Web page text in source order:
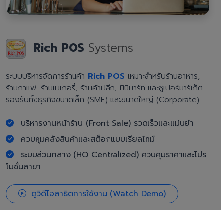
Rich POS Systems
ระบบบริหารจัดการร้านค้า Rich POS เหมาะสำหรับร้านอาหาร,
ร้านกาแฟ, ร้านเบเกอรี่, ร้านค้าปลีก, มินิมาร์ท และซูเปอร์มาร์เก็ต
รองรับทั้งธุรกิจขนาดเล็ก (SME) และขนาดใหญ่ (Corporate)
บริหารงานหน้าร้าน (Front Sale) รวดเร็วและแม่นยำ
ควบคุมคลังสินค้าและสต็อกแบบเรียลไทม์
ระบบส่วนกลาง (HQ Centralized) ควบคุมราคาและโปร
โมชั่นสาขา
ดูวิดีโอสาธิตการใช้งาน (Watch Demo)